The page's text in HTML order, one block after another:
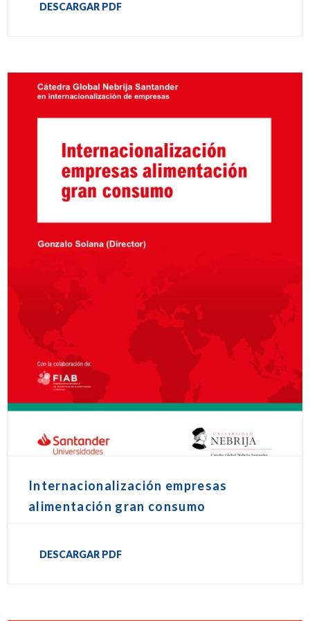
DESCARGAR PDF
Internacionalización empresas
alimentación gran consumo
DESCARGAR PDF